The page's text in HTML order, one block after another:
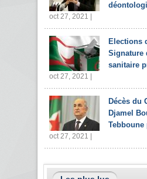
oct 27, 2021 |
Elections
Signature
sanitaire
oct 27, 2021 |
Décès du
Djamel
Tebboune
oct 27, 2021 |